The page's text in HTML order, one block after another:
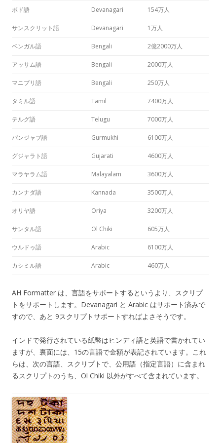
ボド語 Devanagari 154万人
サンスクリット語 Devanagari 1万人
ベンガル語 Bengali 2億2000万人
アッサム語 Bengali 2000万人
マニプリ語 Bengali 250万人
タミル語 Tamil 7400万人
テルグ語 Telugu 7000万人
パンジャブ語 Gurmukhi 6100万人
グジャラト語 Gujarati 4600万人
マラヤラム語 Malayalam 3600万人
カンナダ語 Kannada 3500万人
オリヤ語 Oriya 3200万人
サンタル語 Ol Chiki 605万人
ウルドゥ語 Arabic 6100万人
カシミル語 Arabic 460万人
AH Formatter は、言語をサポートするというより、スクリプ
トをサポートします。Devanagari と Arabic はサポート済みで
すので、あと 9スクリプトサポートすればよさそうです。
インドで発行されている紙幣はヒンディ語と英語で書かれてい
ますが、裏面には、15の言語で金額が表記されています。これ
らは、次の言語、スクリプトで、公用語（指定言語）に含まれ
るスクリプトのうち、Ol Chiki 以外がすべて含まれています。